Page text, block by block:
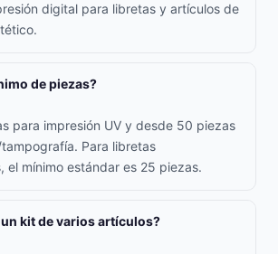
digital para libretas y artículos de
de piezas?
para impresión UV y desde 50 piezas
Para libretas
el mínimo estándar es 25 piezas.
kit de varios artículos?